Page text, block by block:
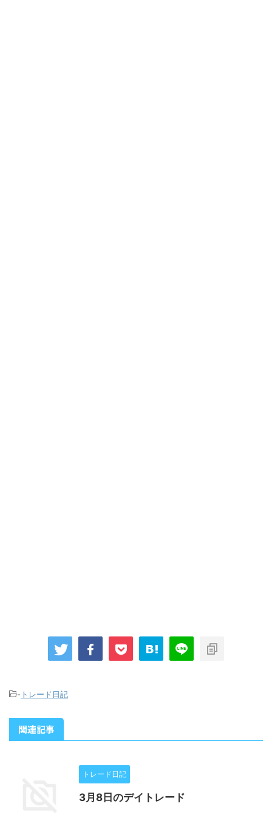
- トレード日記
関連記事
トレード日記
3月8日のデイトレード